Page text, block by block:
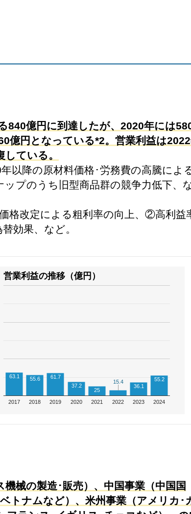
840億円に到達したが、2020年には
億円となっている*2。営業利益は
ている。
以降の原材料価格･労務費の高騰によ
プのうち旧型商品群の競争力低下、
格改定による粗利率の向上、②高利益
効果、など。
営業利益の推移（億円）
2017 2018 2019 2020 2021 2022 2023 2024
63.1 55.6
61.7
37.2
25
15.4
15.4
36.1
55.2
械の製造･販売）、中国事業（中国国
トナムなど）、米州事業（アメリカ･